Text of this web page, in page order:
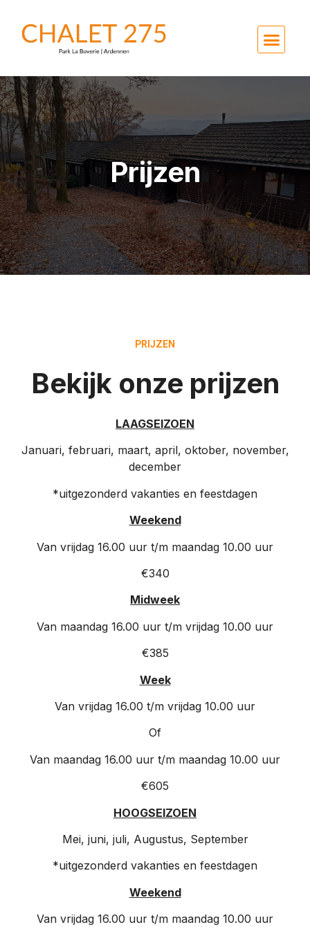
Prijzen
PRIJZEN
Bekijk onze prijzen
LAAGSEIZOEN
Januari, februari, maart, april, oktober, november,
december
*uitgezonderd vakanties en feestdagen
Weekend
Van vrijdag 16.00 uur t/m maandag 10.00 uur
€340
Midweek
Van maandag 16.00 uur t/m vrijdag 10.00 uur
€385
Week
Van vrijdag 16.00 t/m vrijdag 10.00 uur
Of
Van maandag 16.00 uur t/m maandag 10.00 uur
€605
HOOGSEIZOEN
Mei, juni, juli, Augustus, September
*uitgezonderd vakanties en feestdagen
Weekend
Van vrijdag 16.00 uur t/m maandag 10.00 uur